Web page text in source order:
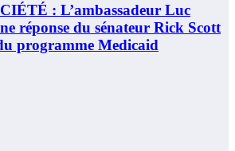
: L’ambassadeur Luc
réponse du sénateur Rick Scott
programme Medicaid